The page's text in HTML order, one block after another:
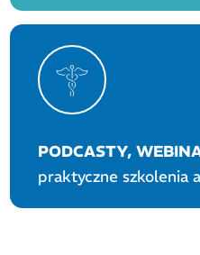
PODCASTY,
praktyczne szkolenia